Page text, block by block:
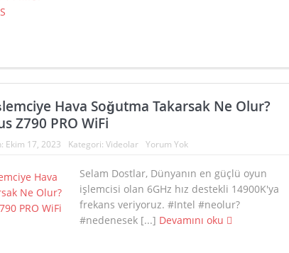
Hava Soğutma Takarsak Ne Olur?
Z790 PRO WiFi
Ekim 17, 2023 Kategori: Videolar Yorum Yok
Selam Dostlar, Dünyanın en güçlü oyun
işlemcisi olan 6GHz hız destekli 14900K'ya
frekans veriyoruz. #Intel #neolur?
#nedenesek [...] Devamını oku